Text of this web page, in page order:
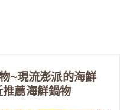
~現流澎派的海鮮
薦海鮮鍋物